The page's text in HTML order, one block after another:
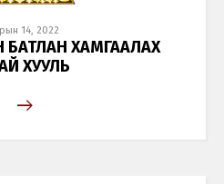
14, 2022
ХАМГААЛАХ
ХУУЛЬ